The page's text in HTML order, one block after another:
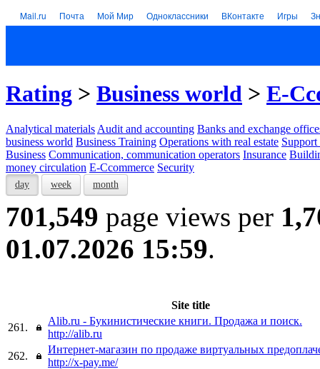
Mail.ru Почта Мой Мир Одноклассники ВКонтакте Игры
Rating > Business world > E-
Analytical materials Audit and accounting Banks and exchange
business world Business Training Operations with real estate Support
Business Communication, communication operators Insurance
money circulation E-Ccommerce Security
day week month
701,549 page views per
01.07.2026 15:59.
Site title
261.
Alib.ru - Букинистические книги. Продажа и поиск.
http://alib.ru
262.
Интернет-магазин по продаже виртуальных
http://x-pay.me/